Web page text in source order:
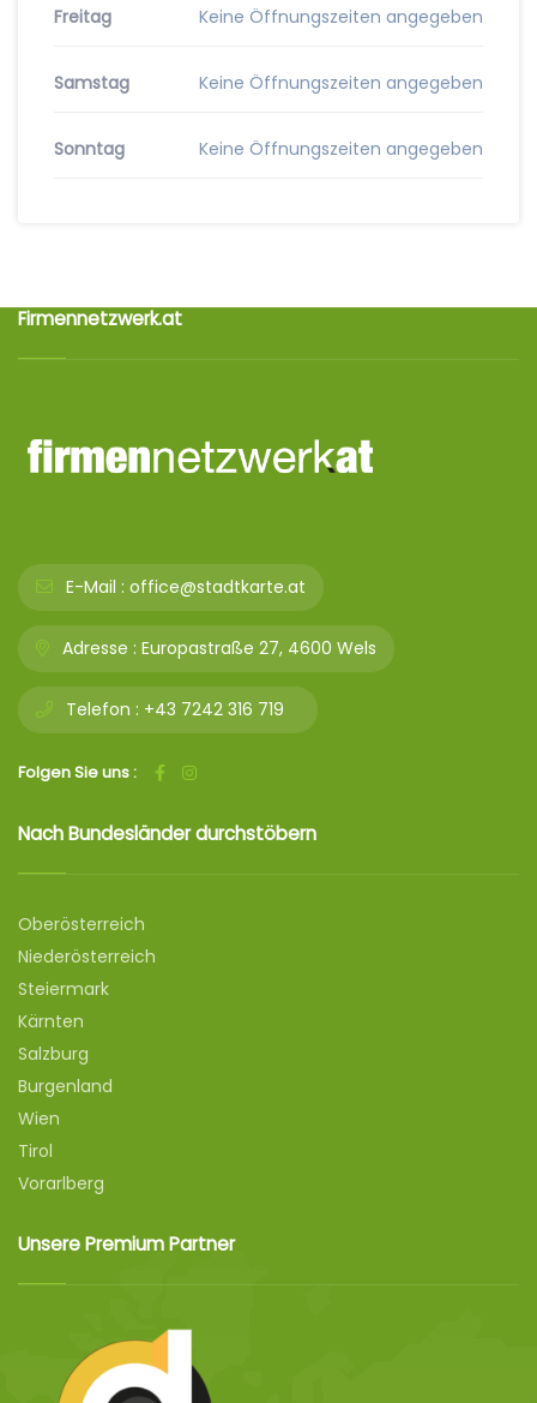
Freitag Keine Öffnungszeiten angegeben
Samstag Keine Öffnungszeiten angegeben
Sonntag Keine Öffnungszeiten angegeben
Firmennetzwerk.at
E-Mail : office@stadtkarte.at
Adresse : Europastraße 27, 4600 Wels
Telefon : +43 7242 316 719
Folgen Sie uns :
Nach Bundesländer durchstöbern
Oberösterreich
Niederösterreich
Steiermark
Kärnten
Salzburg
Burgenland
Wien
Tirol
Vorarlberg
Unsere Premium Partner